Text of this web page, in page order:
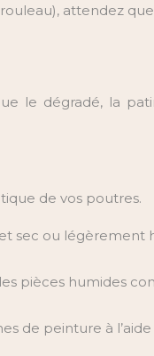
attendez
le dégradé, la
de vos poutres.
sec ou
pièces humides
de peinture à